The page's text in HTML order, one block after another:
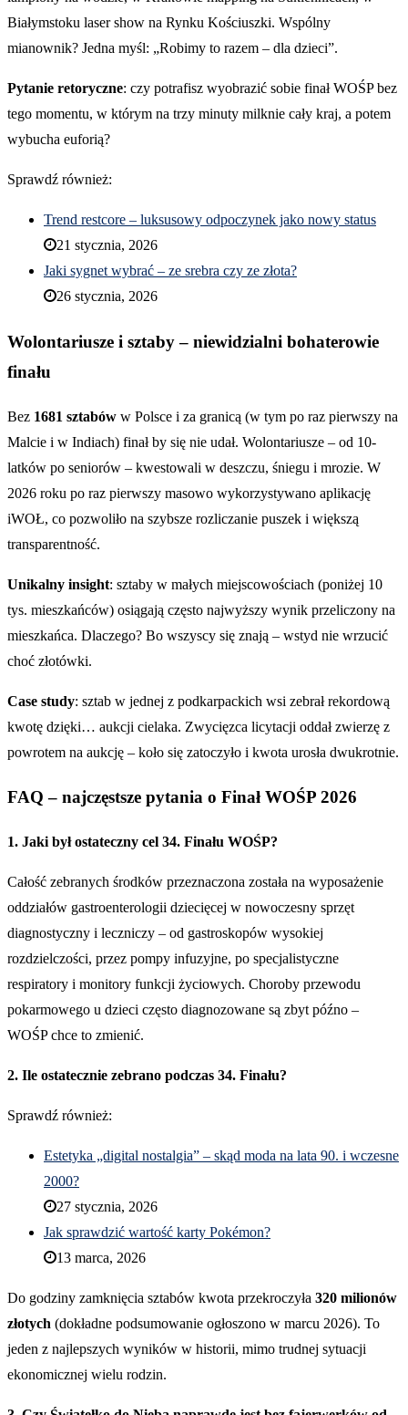
Białymstoku laser show na Rynku Kościuszki. Wspólny
mianownik? Jedna myśl: „Robimy to razem – dla dzieci”.
Pytanie retoryczne: czy potrafisz wyobrazić sobie finał WOŚP bez
tego momentu, w którym na trzy minuty milknie cały kraj, a potem
wybucha euforią?
Sprawdź również:
Trend restcore – luksusowy odpoczynek jako nowy status
21 stycznia, 2026
Jaki sygnet wybrać – ze srebra czy ze złota?
26 stycznia, 2026
Wolontariusze i sztaby – niewidzialni bohaterowie
finału
Bez 1681 sztabów w Polsce i za granicą (w tym po raz pierwszy na
Malcie i w Indiach) finał by się nie udał. Wolontariusze – od 10-
latków po seniorów – kwestowali w deszczu, śniegu i mrozie. W
2026 roku po raz pierwszy masowo wykorzystywano aplikację
iWOŁ, co pozwoliło na szybsze rozliczanie puszek i większą
transparentność.
Unikalny insight: sztaby w małych miejscowościach (poniżej 10
tys. mieszkańców) osiągają często najwyższy wynik przeliczony na
mieszkańca. Dlaczego? Bo wszyscy się znają – wstyd nie wrzucić
choć złotówki.
Case study: sztab w jednej z podkarpackich wsi zebrał rekordową
kwotę dzięki… aukcji cielaka. Zwycięzca licytacji oddał zwierzę z
powrotem na aukcję – koło się zatoczyło i kwota urosła dwukrotnie.
FAQ – najczęstsze pytania o Finał WOŚP 2026
1. Jaki był ostateczny cel 34. Finału WOŚP?
Całość zebranych środków przeznaczona została na wyposażenie
oddziałów gastroenterologii dziecięcej w nowoczesny sprzęt
diagnostyczny i leczniczy – od gastroskopów wysokiej
rozdzielczości, przez pompy infuzyjne, po specjalistyczne
respiratory i monitory funkcji życiowych. Choroby przewodu
pokarmowego u dzieci często diagnozowane są zbyt późno –
WOŚP chce to zmienić.
2. Ile ostatecznie zebrano podczas 34. Finału?
Sprawdź również:
Estetyka „digital nostalgia” – skąd moda na lata 90. i wczesne
2000?
27 stycznia, 2026
Jak sprawdzić wartość karty Pokémon?
13 marca, 2026
Do godziny zamknięcia sztabów kwota przekroczyła 320 milionów
złotych (dokładne podsumowanie ogłoszono w marcu 2026). To
jeden z najlepszych wyników w historii, mimo trudnej sytuacji
ekonomicznej wielu rodzin.